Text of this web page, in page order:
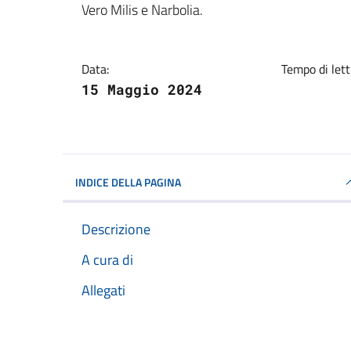
Vero Milis e Narbolia.
Data:
15 Maggio 2024
Tempo di
INDICE DELLA PAGINA
Descrizione
A cura di
Allegati